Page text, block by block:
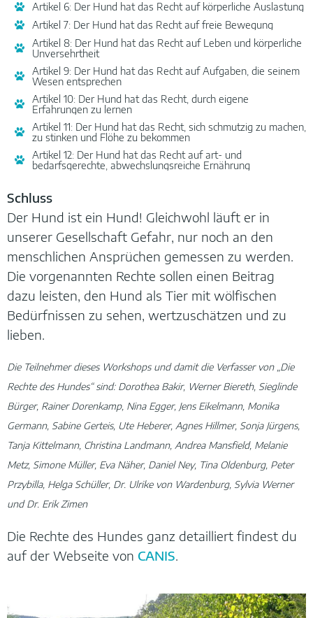
Artikel 6: Der Hund hat das Recht auf körperliche Auslastung
Artikel 7: Der Hund hat das Recht auf freie Bewegung
Artikel 8: Der Hund hat das Recht auf Leben und körperliche
Unversehrtheit
Artikel 9: Der Hund hat das Recht auf Aufgaben, die seinem
Wesen entsprechen
Artikel 10: Der Hund hat das Recht, durch eigene
Erfahrungen zu lernen
Artikel 11: Der Hund hat das Recht, sich schmutzig zu machen,
zu stinken und Flöhe zu bekommen
Artikel 12: Der Hund hat das Recht auf art- und
bedarfsgerechte, abwechslungsreiche Ernährung
Schluss
Der Hund ist ein Hund! Gleichwohl läuft er in
unserer Gesellschaft Gefahr, nur noch an den
menschlichen Ansprüchen gemessen zu werden.
Die vorgenannten Rechte sollen einen Beitrag
dazu leisten, den Hund als Tier mit wölfischen
Bedürfnissen zu sehen, wertzuschätzen und zu
lieben.
Die Teilnehmer dieses Workshops und damit die Verfasser von „Die
Rechte des Hundes“ sind: Dorothea Bakir, Werner Biereth, Sieglinde
Bürger, Rainer Dorenkamp, Nina Egger, Jens Eikelmann, Monika
Germann, Sabine Gerteis, Ute Heberer, Agnes Hillmer, Sonja Jürgens,
Tanja Kittelmann, Christina Landmann, Andrea Mansfield, Melanie
Metz, Simone Müller, Eva Näher, Daniel Ney, Tina Oldenburg, Peter
Przybilla, Helga Schüller, Dr. Ulrike von Wardenburg, Sylvia Werner
und Dr. Erik Zimen
Die Rechte des Hundes ganz detailliert findest du
auf der Webseite von CANIS.